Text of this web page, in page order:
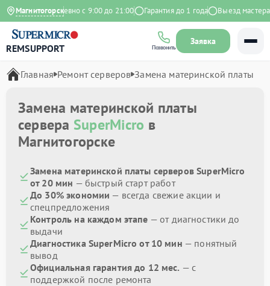
Магнитогорск
Ежедневно с 9:00 до 21:00 Гарантия до 1 года Выезд мастера
REMSUPPORT Позвонить
Заявка
Главная Ремонт серверов Замена материнской платы
Замена материнской платы
сервера SuperMicro в
Магнитогорске
Замена материнской платы серверов SuperMicro
от 20 мин — быстрый старт работ
До 30% экономии — всегда свежие акции и
спецпредложения
Контроль на каждом этапе — от диагностики до
выдачи
Диагностика SuperMicro от 10 мин — понятный
вывод
Официальная гарантия до 12 мес. — с
поддержкой после ремонта